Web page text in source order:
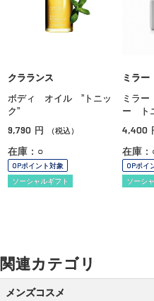
クラランス
ボディ オイル ”トニッ
ク”
9,790 円 （税込）
在庫：○
OPポイント対象
ソーシャルギフト
ミラ
ミラ
ー ト
4,400
在庫：
OPポイ
ソーシ
関連カテゴリ
メンズコスメ